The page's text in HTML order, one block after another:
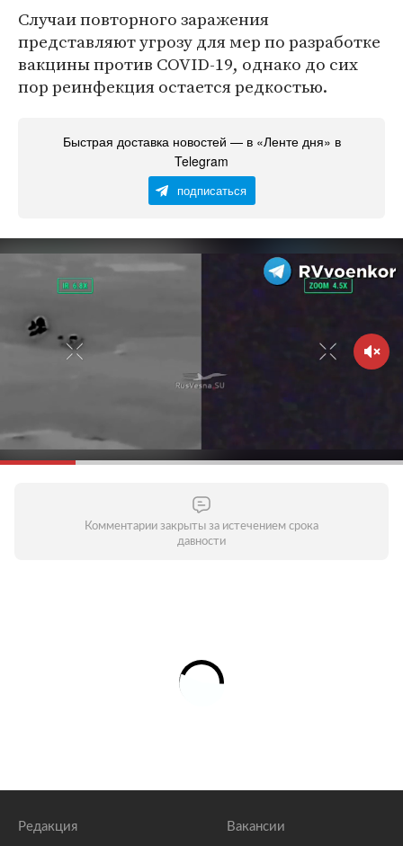
Случаи повторного заражения
представляют угрозу для мер по разработке
вакцины против COVID-19, однако до сих
пор реинфекция остается редкостью.
Быстрая доставка новостей — в «Ленте дня» в
Telegram
подписаться
Комментарии закрыты за истечением срока
давности
Редакция Вакансии